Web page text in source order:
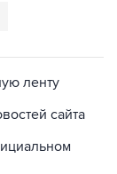
ленту
сайта